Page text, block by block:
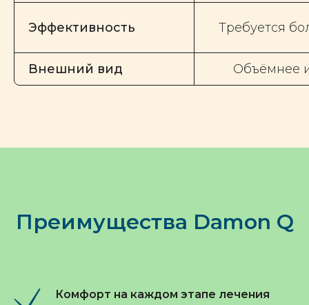
Эффективность Требуется
Внешний вид Объёмнее
Преимущества Damon Q
Комфорт на каждом этапе лечения